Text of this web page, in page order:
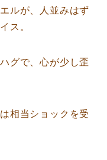
ルが、人並みはず
ス。
グで、心が少し歪
相当ショックを受